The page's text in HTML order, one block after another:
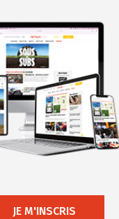
JE M'INSCRIS